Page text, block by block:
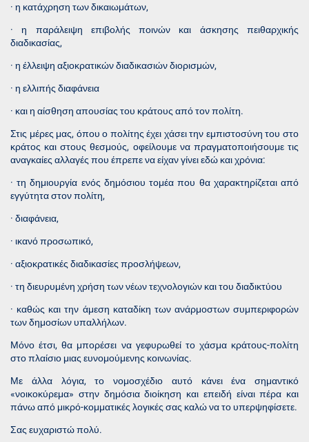
· η κατάχρηση των δικαιωμάτων,
· η παράλειψη επιβολής ποινών και άσκησης πειθαρχικής
διαδικασίας,
· η έλλειψη αξιοκρατικών διαδικασιών διορισμών,
· η ελλιπής διαφάνεια
· και η αίσθηση απουσίας του κράτους από τον πολίτη.
Στις μέρες μας, όπου ο πολίτης έχει χάσει την εμπιστοσύνη του στο
κράτος και στους θεσμούς, οφείλουμε να πραγματοποιήσουμε τις
αναγκαίες αλλαγές που έπρεπε να είχαν γίνει εδώ και χρόνια:
· τη δημιουργία ενός δημόσιου τομέα που θα χαρακτηρίζεται από
εγγύτητα στον πολίτη,
· διαφάνεια,
· ικανό προσωπικό,
· αξιοκρατικές διαδικασίες προσλήψεων,
· τη διευρυμένη χρήση των νέων τεχνολογιών και του διαδικτύου
· καθώς και την άμεση καταδίκη των ανάρμοστων συμπεριφορών
των δημοσίων υπαλλήλων.
Μόνο έτσι, θα μπορέσει να γεφυρωθεί το χάσμα κράτους-πολίτη
στο πλαίσιο μιας ευνομούμενης κοινωνίας.
Με άλλα λόγια, το νομοσχέδιο αυτό κάνει ένα σημαντικό
«νοικοκύρεμα» στην δημόσια διοίκηση και επειδή είναι πέρα και
πάνω από μικρό-κομματικές λογικές σας καλώ να το υπερψηφίσετε.
Σας ευχαριστώ πολύ.